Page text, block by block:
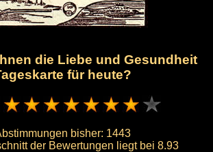
die Liebe und Gesundheit
für heute?
bisher: 1443
der Bewertungen liegt bei 8.93